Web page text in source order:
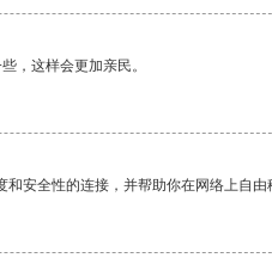
，这样会更加亲民。
安全性的连接，并帮助你在网络上自由